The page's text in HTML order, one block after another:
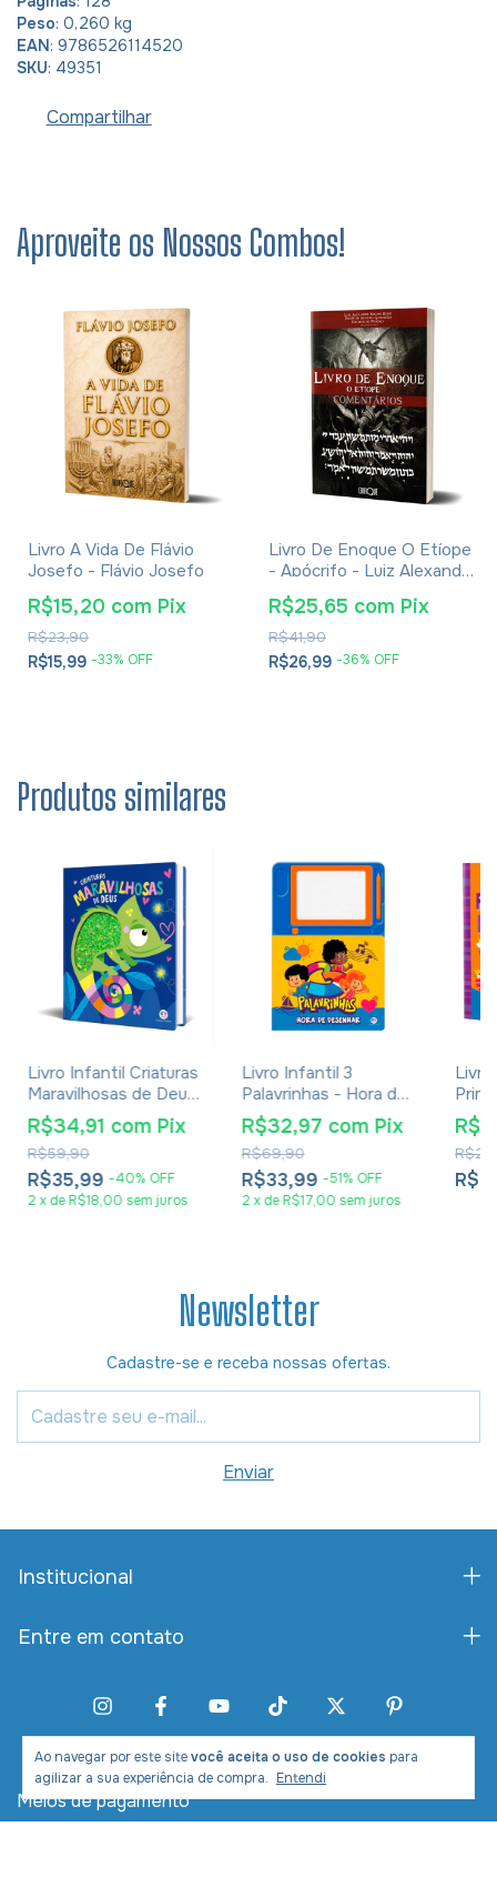
Ao navegar por este sitevocê aceita o uso de cookies para
agilizar a sua experiência de compra. Entendi
Peso: 0,260 kg
EAN: 9786526114520
SKU: 49351
Compartilhar
Aproveite os Nossos Combos!
Livro A Vida De Flávio
Josefo - Flávio Josefo
R$15,99 -33% OFF
R$23,90
R$15,20 com Pix
Livro De Enoque O Etíope
- Apócrifo - Luiz Alexandre
Solano Rossi
R$26,99 -36% OFF
R$41,90
R$25,65 com Pix
Produtos similares
Livro Infantil Criaturas
Maravilhosas de Deus
- Ciranda Cultural
R$35,99 -40% OFF
R$59,90
R$34,91 com Pix
2 xdeR$18,00 sem juros
Livro Infantil 3
Palavrinhas - Hora de
Desenhar | Lousa
Magnética
R$33,99 -51% OFF
R$69,90
R$32,97 com Pix
2 xdeR$17,00 sem juros
Newsletter
Cadastre-se e receba nossas ofertas.
Institucional
Entre em contato
Meios de pagamento